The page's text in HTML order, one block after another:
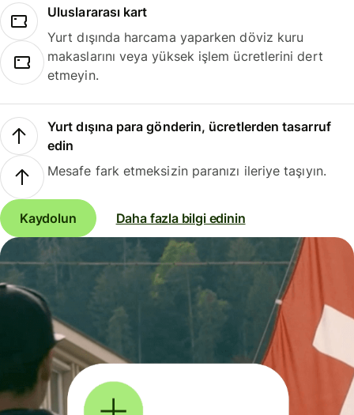
Uluslararası kart
Yurt dışında harcama yaparken döviz kuru
makaslarını veya yüksek işlem ücretlerini dert
etmeyin.
Yurt dışına para gönderin, ücretlerden tasarruf
edin
Mesafe fark etmeksizin paranızı ileriye taşıyın.
Kaydolun Daha fazla bilgi edinin